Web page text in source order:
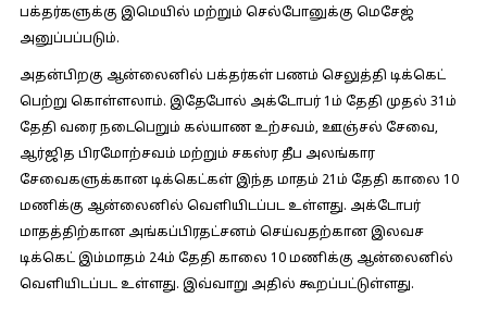
பக்தர்களுக்கு இமெயில் மற்றும் செல்போனுக்கு மெசேஜ்
அனுப்பப்படும்.
அதன்பிறகு ஆன்லைனில் பக்தர்கள் பணம் செலுத்தி டிக்கெட்
பெற்று கொள்ளலாம். இதேபோல் அக்டோபர் 1ம் தேதி முதல் 31ம்
தேதி வரை நடைபெறும் கல்யாண உற்சவம், ஊஞ்சல் சேவை,
ஆர்ஜித பிரமோற்சவம் மற்றும் சகஸ்ர தீப அலங்கார
சேவைகளுக்கான டிக்கெட்கள் இந்த மாதம் 21ம் தேதி காலை 10
மணிக்கு ஆன்லைனில் வெளியிடப்பட உள்ளது. அக்டோபர்
மாதத்திற்கான அங்கப்பிரதட்சனம் செய்வதற்கான இலவச
டிக்கெட் இம்மாதம் 24ம் தேதி காலை 10 மணிக்கு ஆன்லைனில்
வெளியிடப்பட உள்ளது. இவ்வாறு அதில் கூறப்பட்டுள்ளது.